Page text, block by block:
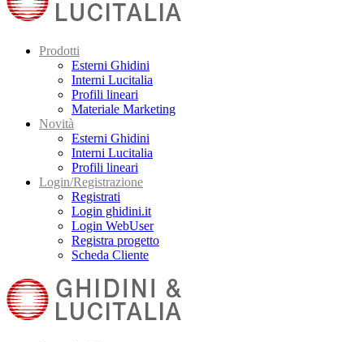
Prodotti
Esterni Ghidini
Interni Lucitalia
Profili lineari
Materiale Marketing
Novità
Esterni Ghidini
Interni Lucitalia
Profili lineari
Login/Registrazione
Registrati
Login ghidini.it
Login WebUser
Registra progetto
Scheda Cliente